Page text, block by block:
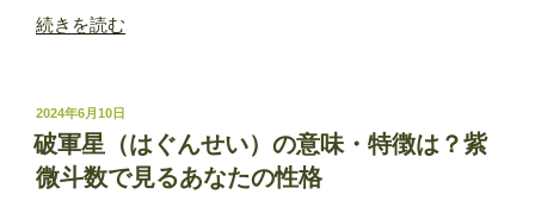
“紫
数
の
副
星
続きを読む
投
稿
日:
2024年6月10日
破軍星（はぐんせい）の意味・特徴は？紫
微斗数で見るあなたの性格